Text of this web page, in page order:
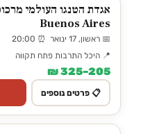
Buenos Aires
📅 ראשון, 17 ינואר ⏰ 20:00
📍 היכל התרבות פתח תקווה
205–325 ₪
📋 פרטים נוספים